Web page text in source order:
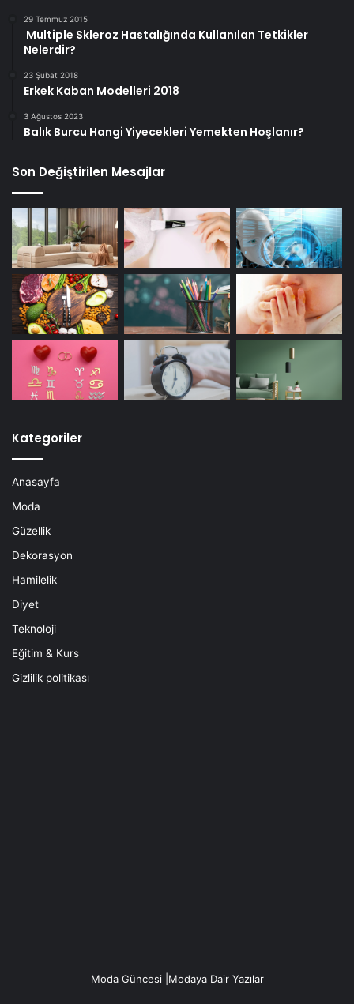
29 Temmuz 2015
Multiple Skleroz Hastalığında Kullanılan Tetkikler
Nelerdir?
23 Şubat 2018
Erkek Kaban Modelleri 2018
3 Ağustos 2023
Balık Burcu Hangi Yiyecekleri Yemekten Hoşlanır?
Son Değiştirilen Mesajlar
Kategoriler
Anasayfa
Moda
Güzellik
Dekorasyon
Hamilelik
Diyet
Teknoloji
Eğitim & Kurs
Gizlilik politikası
Moda Güncesi |Modaya Dair Yazılar